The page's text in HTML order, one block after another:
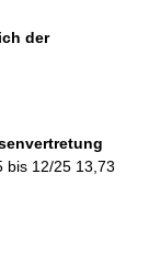
der
bis 12/25 13,73